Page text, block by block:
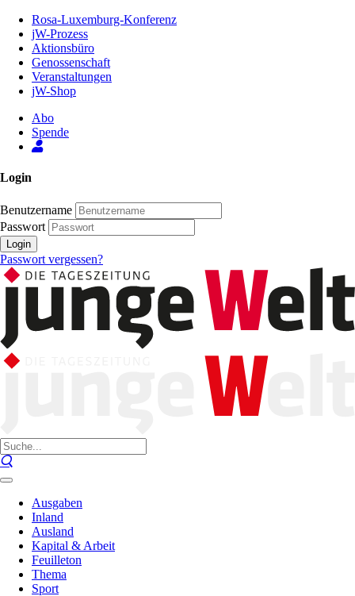
Inhalt
Seite
Rosa-Luxemburg-Konferenz
jW-Prozess
Aktionsbüro
Genossenschaft
Veranstaltungen
jW-Shop
Abo
Spende
Login
Benutzername
Passwort
Login
Passwort vergessen?
Ausgaben
Inland
Ausland
Kapital & Arbeit
Feuilleton
Thema
Sport